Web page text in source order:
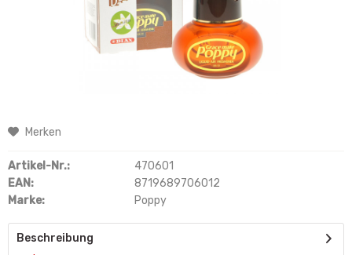
Merken
Artikel-Nr.:
470601
EAN:
8719689706012
Marke:
Poppy
Beschreibung